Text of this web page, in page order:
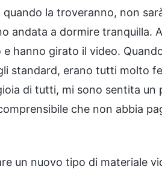
la troveranno, non
andata a dormire tranquilla.
hanno girato il video.
standard, erano tutti molto
di tutti, mi sono sentita un
che non abbia
un nuovo tipo di materiale